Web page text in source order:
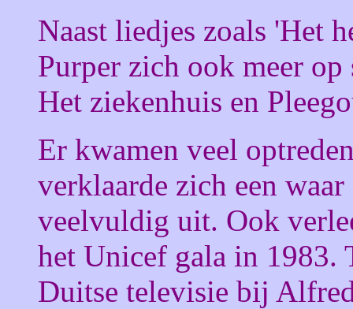
Naast liedjes zoals 'Het
Purper zich ook meer op
Het ziekenhuis en
Er kwamen veel
verklaarde zich een
veelvuldig uit. Ook
het Unicef gala in 1983.
Duitse televisie bij